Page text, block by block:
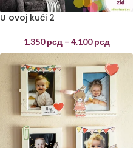
U ovoj kući 2
1.350рсд – 4.100рсд